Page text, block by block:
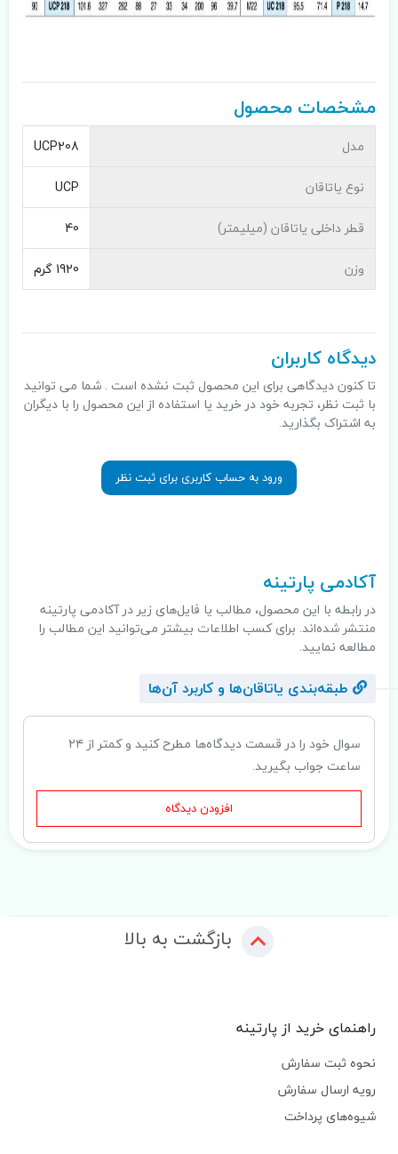
مشخصات محصول
مدل
UCP208
نوع یاتاقان
UCP
قطر داخلی یاتاقان (میلیمتر)
40
وزن
1920 گرم
دیدگاه کاربران
تا کنون دیدگاهی برای این محصول ثبت نشده است . شما می توانید
با ثبت نظر، تجربه خود در خرید یا استفاده از این محصول را با دیگران
به اشتراک بگذارید.
ورود به حساب کاربری برای ثبت نظر
آکادمی پارتینه
در رابطه با این محصول، مطالب یا فایل‌های زیر در آکادمی پارتینه
منتشر شده‌اند. برای کسب اطلاعات بیشتر می‌توانید این مطالب را
مطالعه نمایید.
طبقه‌بندی یاتاقان‌ها و کاربرد آن‌ها
سوال خود را در قسمت دیدگاه‌ها مطرح کنید و کمتر از ۲۴
ساعت جواب بگیرید.
افزودن دیدگاه
بازگشت به بالا
راهنمای خرید از پارتینه
نحوه ثبت سفارش
رویه ارسال سفارش
شیوه‌های پرداخت